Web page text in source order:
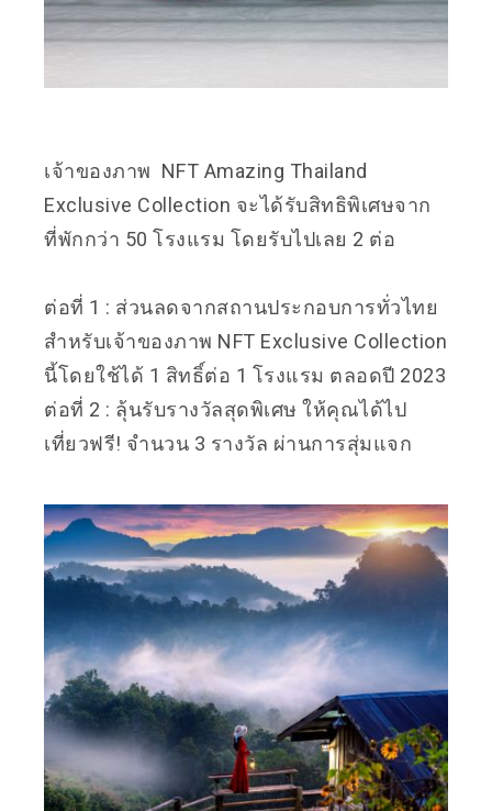
เจ้าของภาพ NFT Amazing Thailand
Exclusive Collection จะได้รับสิทธิพิเศษจาก
ที่พักกว่า 50 โรงแรม โดยรับไปเลย 2 ต่อ
ต่อที่ 1 : ส่วนลดจากสถานประกอบการทั่วไทย
สำหรับเจ้าของภาพ NFT Exclusive Collection
นี้โดยใช้ได้ 1 สิทธิ์ต่อ 1 โรงแรม ตลอดปี 2023
ต่อที่ 2 : ลุ้นรับรางวัลสุดพิเศษ ให้คุณได้ไป
เที่ยวฟรี! จำนวน 3 รางวัล ผ่านการสุ่มแจก